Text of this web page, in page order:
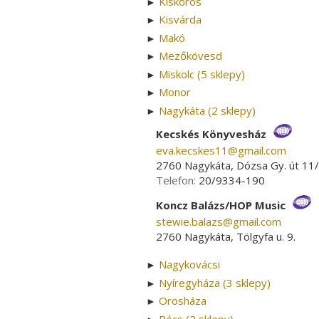
► Kisvárda
► Makó
► Mezőkövesd
► Miskolc (5 sklepy)
► Monor
► Nagykáta (2 sklepy)
Kecskés Könyvesház
eva.kecskes11­@­gmail.com
2760 Nagykáta, Dózsa Gy. út
Telefon: 20/9334-190
Koncz Balázs/HOP Music
stewie.balazs­@­gmail.com
2760 Nagykáta, Tölgyfa u. 9.
► Nagykovácsi
► Nyíregyháza (3 sklepy)
► Orosháza